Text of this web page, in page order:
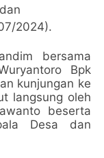
2024).
bersama
Bpk
kunjungan ke
langsung oleh
beserta
Desa dan